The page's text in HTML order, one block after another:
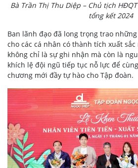
Bà Trần Thị Thu Diệp – Chủ tịch
tổng kết 2024
Ban lãnh đạo đã long trọng trao
cho các cá nhân có thành tích xuất
không chỉ là sự ghi nhận mà còn là
khích lệ đội ngũ tiếp tục nỗ lực để
chương mới đầy tự hào cho Tập đoàn.